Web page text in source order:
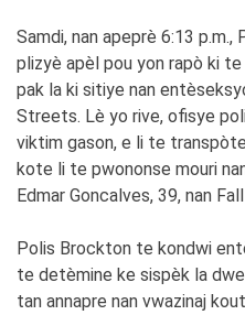
Samdi, nan apeprè 6:13
plizyè apèl pou yon rapò ki
pak la ki sitiye nan
Streets. Lè yo rive, ofisye
viktim gason, e li te
kote li te pwononse mouri
Edmar Goncalves, 39, nan
Polis Brockton te kondwi
te detèmine ke sispèk la
tan annapre nan vwazinaj